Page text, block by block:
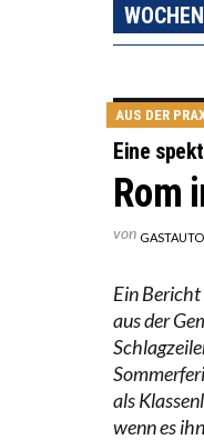
AUS DER
Eine
Rom
von
Ein
aus der
als
wenn es